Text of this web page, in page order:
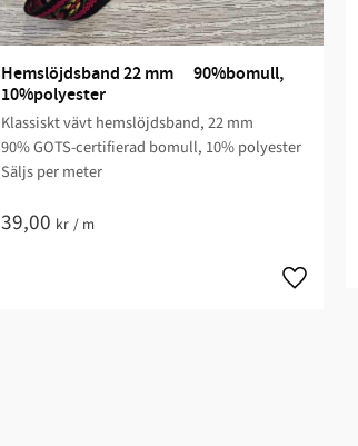
Hemslöjdsband 22 mm      90%bomull,
10%polyester
Klassiskt vävt hemslöjdsband, 22 mm
90% GOTS-certifierad bomull, 10% polyester
Säljs per meter
39,00 kr / m